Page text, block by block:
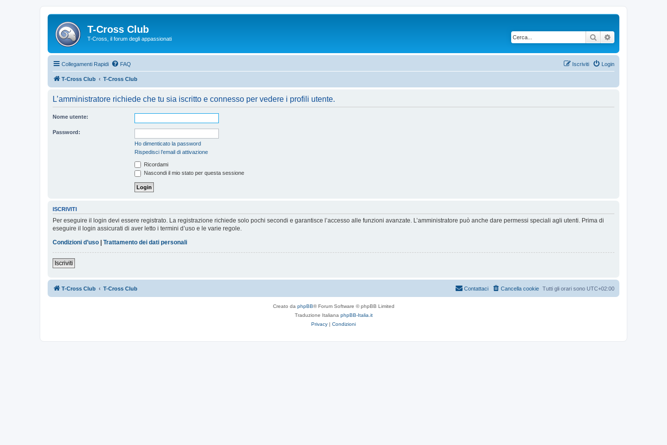
T-Cross Club
T-Cross, il forum degli appassionati Cerca
Collegamenti Rapidi FAQ Login
Iscriviti
T-Cross Club T-Cross Club
L’amministratore richiede che tu sia iscritto e connesso per vedere i profili utente.
Nome utente:
Password:
Ho dimenticato la password
Rispedisci l’email di attivazione
Ricordami
Nascondi il mio stato per questa sessione
ISCRIVITI
Per eseguire il login devi essere registrato. La registrazione richiede solo pochi secondi e garantisce l’accesso alle funzioni avanzate. L’amministratore può anche dare permessi speciali agli utenti. Prima di
eseguire il login assicurati di aver letto i termini d’uso e le varie regole.
Condizioni d’uso
Trattamento dei dati personali
Iscriviti
T-Cross Club T-Cross Club Tutti gli orari sono UTC+02:00
Cancella cookie
Contattaci
Creato da phpBB® Forum Software © phpBB Limited
Traduzione Italiana phpBB-Italia.it
Privacy | Condizioni